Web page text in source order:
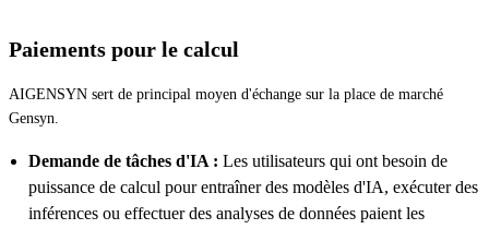
Paiements pour le calcul
AIGENSYN sert de principal moyen d'échange sur la place de marché
Gensyn.
Demande de tâches d'IA : Les utilisateurs qui ont besoin de
puissance de calcul pour entraîner des modèles d'IA, exécuter des
inférences ou effectuer des analyses de données paient les